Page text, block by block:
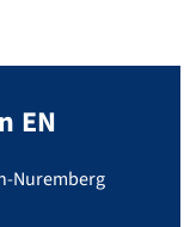
EN
Nuremberg